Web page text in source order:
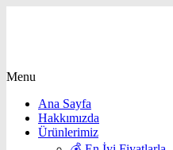
Menu
Ana Sayfa
Hakkımızda
Ürünlerimiz